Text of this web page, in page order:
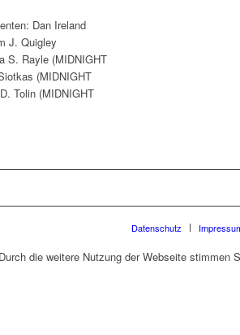
Dan Ireland
J. Quigley
S. Rayle (MIDNIGHT
(MIDNIGHT
Tolin (MIDNIGHT
Datenschutz
die weitere Nutzung der Webseite stimmen